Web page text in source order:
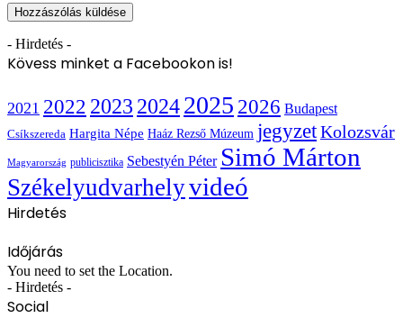
- Hirdetés -
Kövess minket a Facebookon is!
2021 2022 2023 20242025 2026 Budapest
Csíkszereda Hargita Népe Haáz Rezső Múzeum jegyzetKolozsvár
Magyarország publicisztika Sebestyén Péter Simó Márton
Székelyudvarhelyvideó
Hirdetés
Időjárás
You need to set the Location.
- Hirdetés -
Social